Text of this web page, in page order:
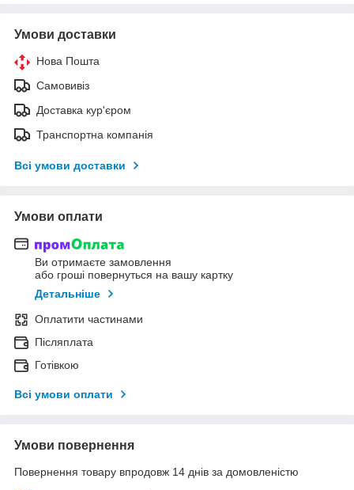
Умови доставки
Нова Пошта
Самовивіз
Доставка кур'єром
Транспортна компанія
Всі умови доставки
Умови оплати
Ви отримаєте замовлення
або гроші повернуться на вашу картку
Детальніше
Оплатити частинами
Післяплата
Готівкою
Всі умови оплати
Умови повернення
Повернення товару впродовж 14 днів за домовленістю